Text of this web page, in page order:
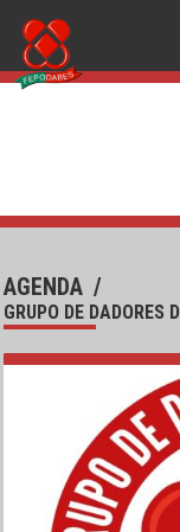
AGENDA /
GRUPO DE DADORES